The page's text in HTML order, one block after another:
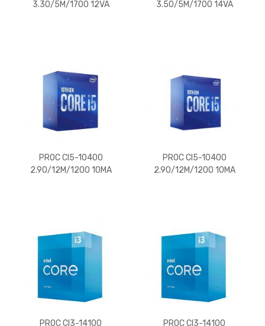
3.30/5M/1700 12VA
3.50/5M/1700 14VA
PROC CI5-10400
2.90/12M/1200 10MA
PROC CI5-10400
2.90/12M/1200 10MA
PROC CI3-14100
PROC CI3-14100